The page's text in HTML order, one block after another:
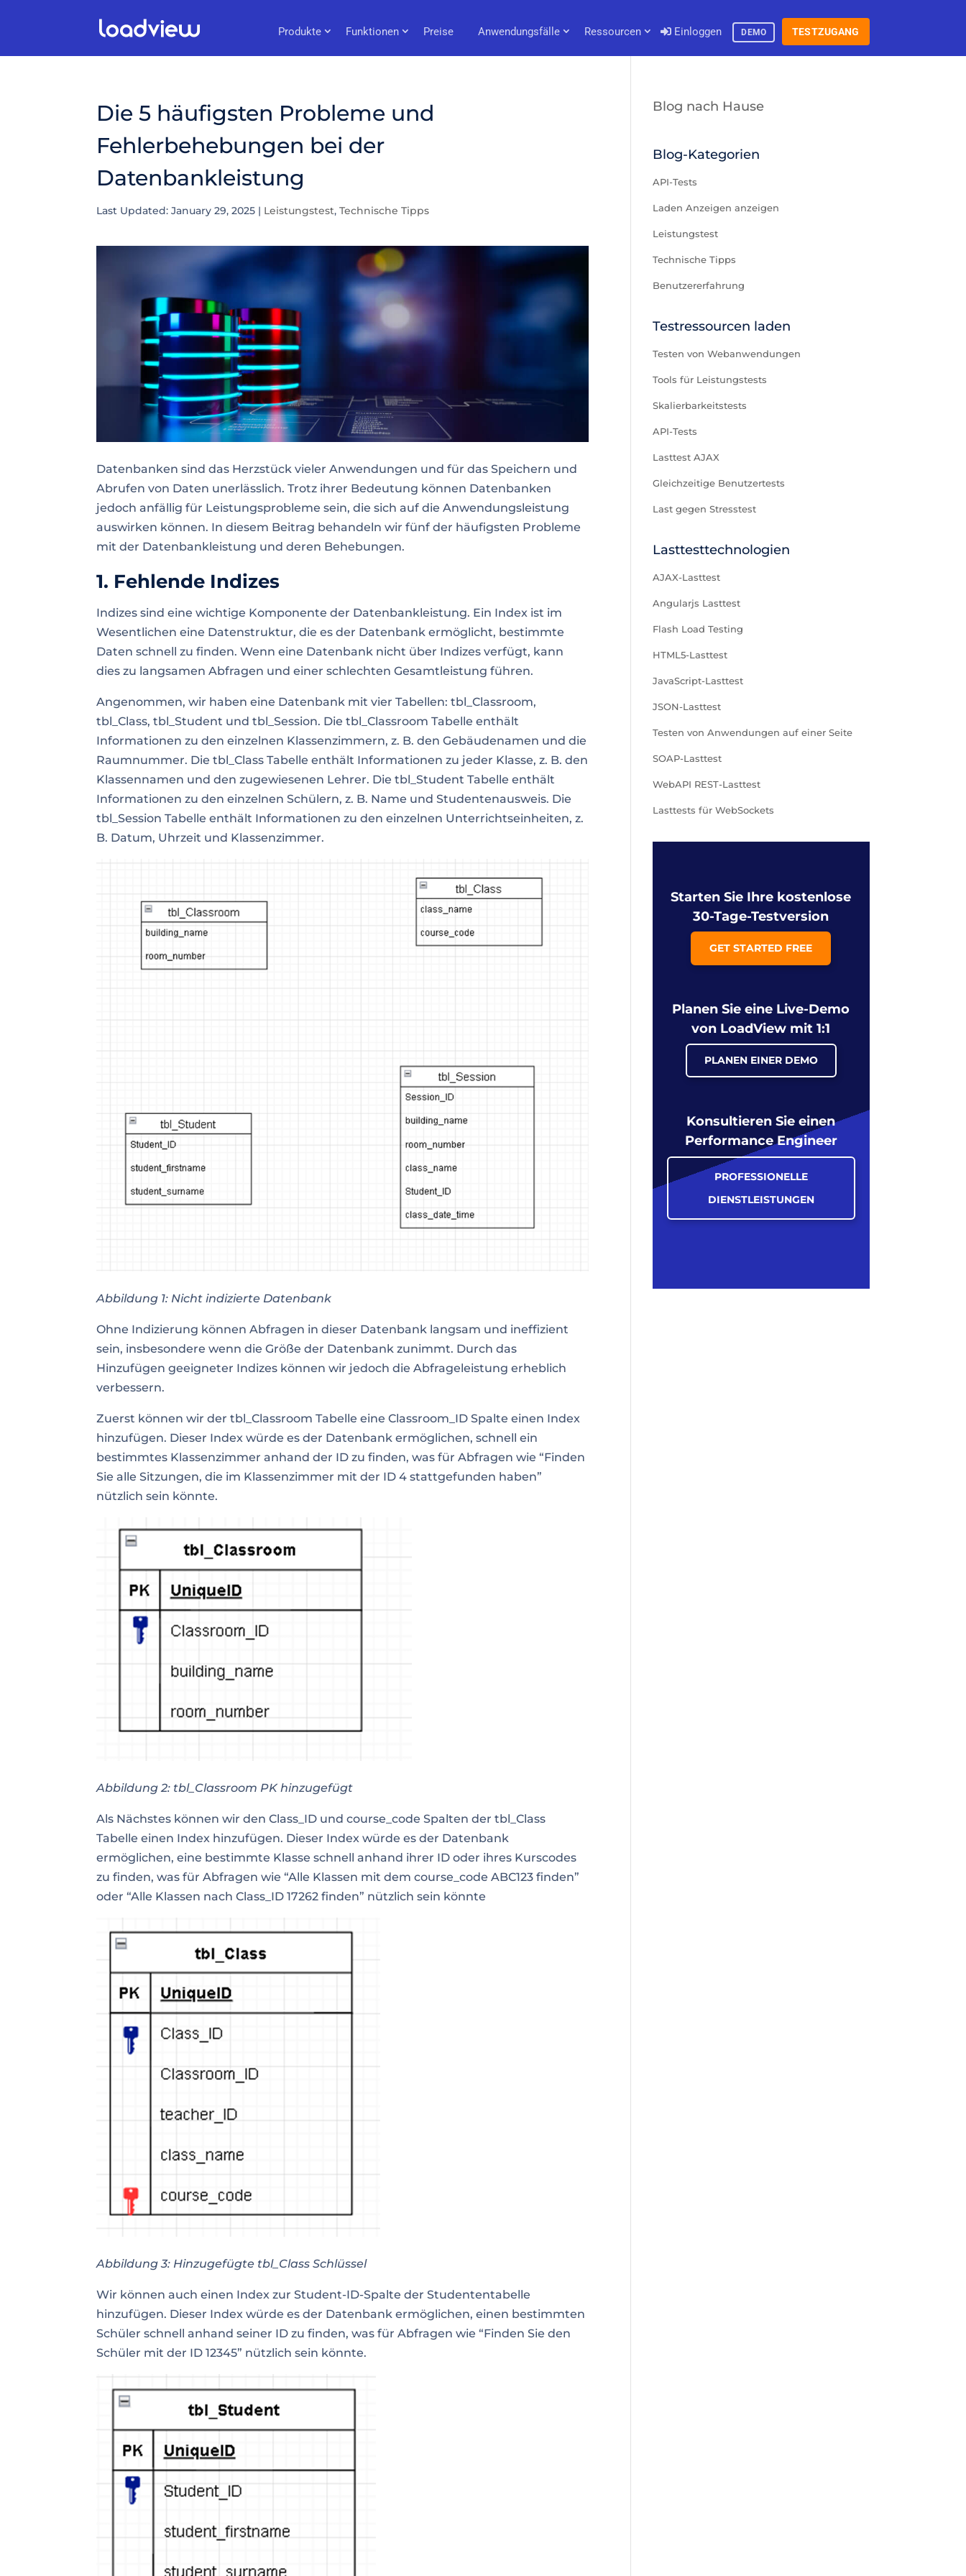
Produkte Funktionen Preise Anwendungsfälle Ressourcen Einloggen DEMO TESTZUGANG
Die 5 häufigsten Probleme und
Fehlerbehebungen bei der
Datenbankleistung
Last Updated: January 29, 2025 | Leistungstest,Technische Tipps
Datenbanken sind das Herzstück vieler Anwendungen und für das Speichern und
Abrufen von Daten unerlässlich. Trotz ihrer Bedeutung können Datenbanken
jedoch anfällig für Leistungsprobleme sein, die sich auf die Anwendungsleistung
auswirken können. In diesem Beitrag behandeln wir fünf der häufigsten Probleme
mit der Datenbankleistung und deren Behebungen.
1. Fehlende Indizes
Indizes sind eine wichtige Komponente der Datenbankleistung. Ein Index ist im
Wesentlichen eine Datenstruktur, die es der Datenbank ermöglicht, bestimmte
Daten schnell zu finden. Wenn eine Datenbank nicht über Indizes verfügt, kann
dies zu langsamen Abfragen und einer schlechten Gesamtleistung führen.
Angenommen, wir haben eine Datenbank mit vier Tabellen: tbl_Classroom,
tbl_Class, tbl_Student und tbl_Session. Die tbl_Classroom Tabelle enthält
Informationen zu den einzelnen Klassenzimmern, z. B. den Gebäudenamen und die
Raumnummer. Die tbl_Class Tabelle enthält Informationen zu jeder Klasse, z. B. den
Klassennamen und den zugewiesenen Lehrer. Die tbl_Student Tabelle enthält
Informationen zu den einzelnen Schülern, z. B. Name und Studentenausweis. Die
tbl_Session Tabelle enthält Informationen zu den einzelnen Unterrichtseinheiten, z.
B. Datum, Uhrzeit und Klassenzimmer.
Abbildung 1: Nicht indizierte Datenbank
Ohne Indizierung können Abfragen in dieser Datenbank langsam und ineffizient
sein, insbesondere wenn die Größe der Datenbank zunimmt. Durch das
Hinzufügen geeigneter Indizes können wir jedoch die Abfrageleistung erheblich
verbessern.
Zuerst können wir der tbl_Classroom Tabelle eine Classroom_ID Spalte einen Index
hinzufügen. Dieser Index würde es der Datenbank ermöglichen, schnell ein
bestimmtes Klassenzimmer anhand der ID zu finden, was für Abfragen wie “Finden
Sie alle Sitzungen, die im Klassenzimmer mit der ID 4 stattgefunden haben”
nützlich sein könnte.
Abbildung 2: tbl_Classroom PK hinzugefügt
Als Nächstes können wir den Class_ID und course_code Spalten der tbl_Class
Tabelle einen Index hinzufügen. Dieser Index würde es der Datenbank
ermöglichen, eine bestimmte Klasse schnell anhand ihrer ID oder ihres Kurscodes
zu finden, was für Abfragen wie “Alle Klassen mit dem course_code ABC123 finden”
oder “Alle Klassen nach Class_ID 17262 finden” nützlich sein könnte
Abbildung 3: Hinzugefügte tbl_Class Schlüssel
Wir können auch einen Index zur Student-ID-Spalte der Studententabelle
hinzufügen. Dieser Index würde es der Datenbank ermöglichen, einen bestimmten
Schüler schnell anhand seiner ID zu finden, was für Abfragen wie “Finden Sie den
Schüler mit der ID 12345” nützlich sein könnte.
Blog nach Hause
Blog-Kategorien
API-Tests
Laden Anzeigen anzeigen
Leistungstest
Technische Tipps
Benutzererfahrung
Testressourcen laden
Testen von Webanwendungen
Tools für Leistungstests
Skalierbarkeitstests
API-Tests
Lasttest AJAX
Gleichzeitige Benutzertests
Last gegen Stresstest
Lasttesttechnologien
AJAX-Lasttest
Angularjs Lasttest
Flash Load Testing
HTML5-Lasttest
JavaScript-Lasttest
JSON-Lasttest
Testen von Anwendungen auf einer Seite
SOAP-Lasttest
WebAPI REST-Lasttest
Lasttests für WebSockets
Starten Sie Ihre kostenlose
30-Tage-Testversion
GET STARTED FREE
Planen Sie eine Live-Demo
von LoadView mit 1:1
PLANEN EINER DEMO
Konsultieren Sie einen
Performance Engineer
PROFESSIONELLE
DIENSTLEISTUNGEN